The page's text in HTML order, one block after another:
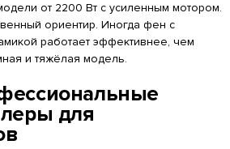
от 2200 Вт с усиленным мотором.
ориентир. Иногда фен с
работает эффективнее, чем
и тяжёлая модель.
для